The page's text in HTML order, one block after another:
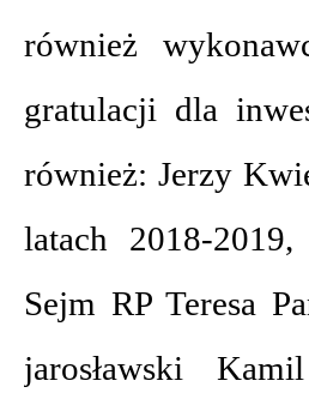
również
gratulacji dla
również: Jerzy
latach 2018-
Sejm RP Teresa
jarosławski